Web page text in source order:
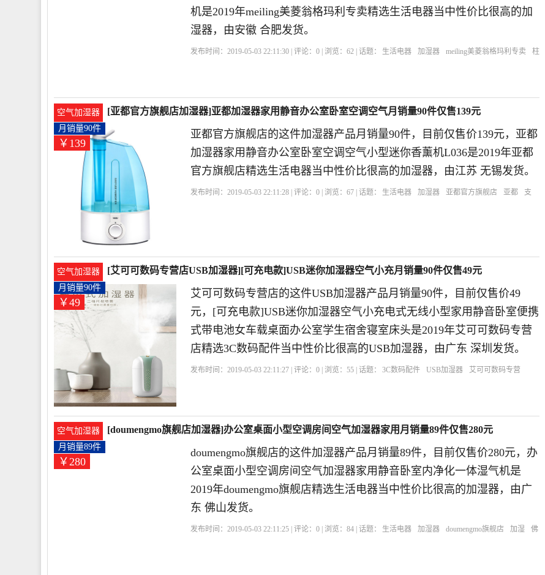
机是2019年meiling美菱翁格玛利专卖精选生活电器当中性价比很高的加
湿器，由安徽 合肥发货。
发布时间：2019-05-03 22:11:30 | 评论：0 | 浏览：62 | 话题： 生活电器 加湿器 meiling美菱翁格玛利专卖
柱
空气加湿器 [亚都官方旗舰店加湿器]亚都加湿器家用静音办公室卧室空调空气月销量90件仅售139元
￥139
月销量90件
亚都官方旗舰店的这件加湿器产品月销量90件，目前仅售价139元，亚都
加湿器家用静音办公室卧室空调空气小型迷你香薰机L036是2019年亚都
官方旗舰店精选生活电器当中性价比很高的加湿器，由江苏 无锡发货。
发布时间：2019-05-03 22:11:28 | 评论：0 | 浏览：67 | 话题： 生活电器 加湿器 亚都官方旗舰店 亚都
支
空气加湿器 [艾可可数码专营店USB加湿器][可充电款]USB迷你加湿器空气小充月销量90件仅售49元
￥49
月销量90件
艾可可数码专营店的这件USB加湿器产品月销量90件，目前仅售价49
元，[可充电款]USB迷你加湿器空气小充电式无线小型家用静音卧室便携
式带电池女车载桌面办公室学生宿舍寝室床头是2019年艾可可数码专营
店精选3C数码配件当中性价比很高的USB加湿器，由广东 深圳发货。
发布时间：2019-05-03 22:11:27 | 评论：0 | 浏览：55 | 话题： 3C数码配件 USB加湿器
艾可可数码专营
空气加湿器 [doumengmo旗舰店加湿器]办公室桌面小型空调房间空气加湿器家用月销量89件仅售280元
￥280
月销量89件
doumengmo旗舰店的这件加湿器产品月销量89件，目前仅售价280元，办
公室桌面小型空调房间空气加湿器家用静音卧室内净化一体湿气机是
2019年doumengmo旗舰店精选生活电器当中性价比很高的加湿器，由广
东 佛山发货。
发布时间：2019-05-03 22:11:25 | 评论：0 | 浏览：84 | 话题： 生活电器 加湿器 doumengmo旗舰店 加湿
佛